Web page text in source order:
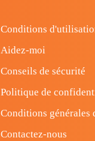
Conditions
Aidez-moi
Conseils de sécurité
Politique de
Conditions générales
Contactez-nous